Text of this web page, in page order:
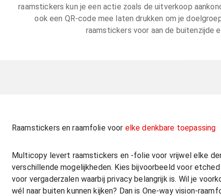
raamstickers kun je een actie zoals de uitverkoop
ook een QR-code mee laten drukken om je
raamstickers voor aan de buitenzijde
Raamstickers en raamfolie voor elke denkbare toepassing
Multicopy levert raamstickers en -folie voor vrijwel elke
verschillende mogelijkheden. Kies bijvoorbeeld voor
voor vergaderzalen waarbij privacy belangrijk is. Wil je
wél naar buiten kunnen kijken? Dan is One-way vision-